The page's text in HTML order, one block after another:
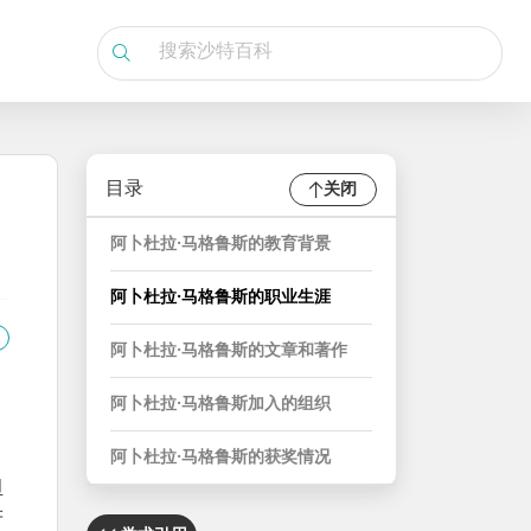
目录 关闭
阿卜杜拉·马格鲁斯的教育背景
阿卜杜拉·马格鲁斯的职业生涯
阿卜杜拉·马格鲁斯的文章和著作
阿卜杜拉·马格鲁斯加入的组织
阿卜杜拉·马格鲁斯的获奖情况